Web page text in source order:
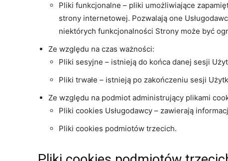
Pliki funkcjonalne – pliki umożliwiające
strony internetowej. Pozwalają one
niektórych funkcjonalności Strony może być
Ze względu na czas ważności:
Pliki sesyjne – istnieją do końca danej sesji
Pliki trwałe – istnieją po zakończeniu sesji
Ze względu na podmiot administrujący plikami
Pliki cookies Usługodawcy – zawierają
Pliki cookies podmiotów trzecich.